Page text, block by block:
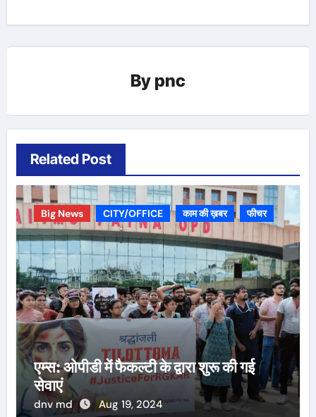
By pnc
Related Post
Big News CITY/OFFICE काम की ख़बर फीचर
एम्स: ओपीडी में फैकल्टी के द्वारा शुरू की गई
सेवाएं
dnv md Aug 19, 2024